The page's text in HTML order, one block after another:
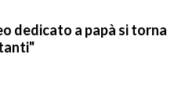
dedicato a papà si torna